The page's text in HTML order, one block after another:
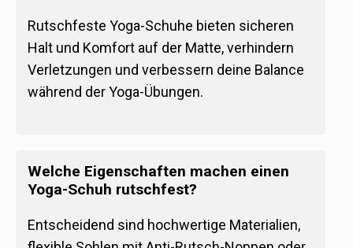
Rutschfeste Yoga-Schuhe bieten sicheren
Halt und Komfort auf der Matte, verhindern
Verletzungen und verbessern deine Balance
während der Yoga-Übungen.
Welche Eigenschaften machen einen
Yoga-Schuh rutschfest?
Entscheidend sind hochwertige Materialien,